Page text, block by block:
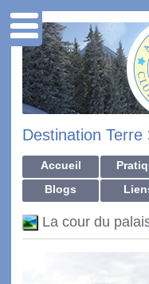
Destination Terre
Accueil
Blogs
La cour du